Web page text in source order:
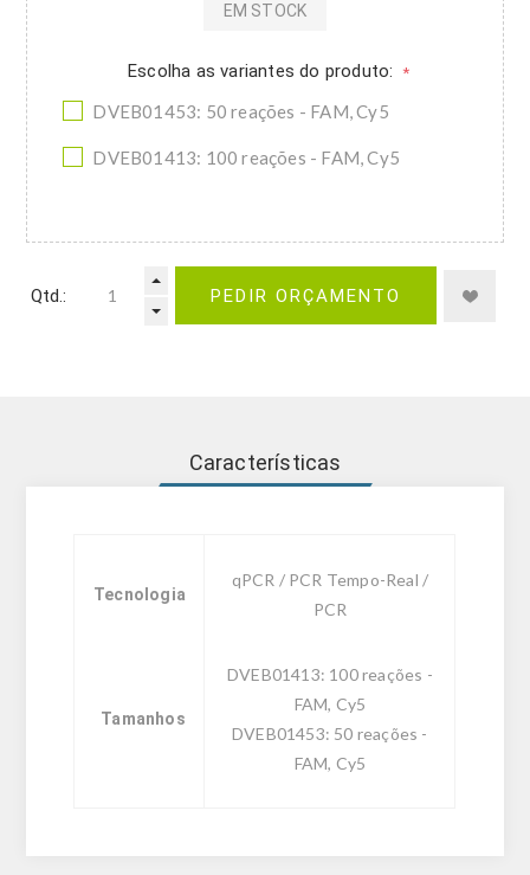
Escolha as variantes do produto: *
DVEB01453: 50 reações - FAM, Cy5
DVEB01413: 100 reações - FAM, Cy5
EM STOCK
Qtd.: PEDIR ORÇAMENTO
Características
Tecnologia
qPCR / PCR Tempo-Real /
PCR
Tamanhos
DVEB01413: 100 reações -
FAM, Cy5
DVEB01453: 50 reações -
FAM, Cy5